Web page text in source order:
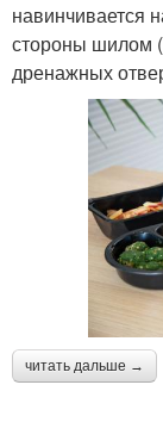
навинчивается
стороны шилом
дренажных
читать дальше →